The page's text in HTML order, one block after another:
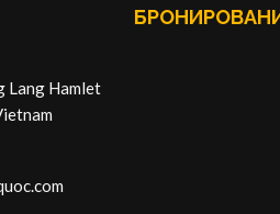
Lang Hamlet